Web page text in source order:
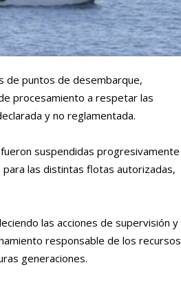
de puntos de desembarque,
procesamiento a respetar las
y no reglamentada.
suspendidas progresivamente
las distintas flotas autorizadas,
las acciones de supervisión y
responsable de los recursos
generaciones.